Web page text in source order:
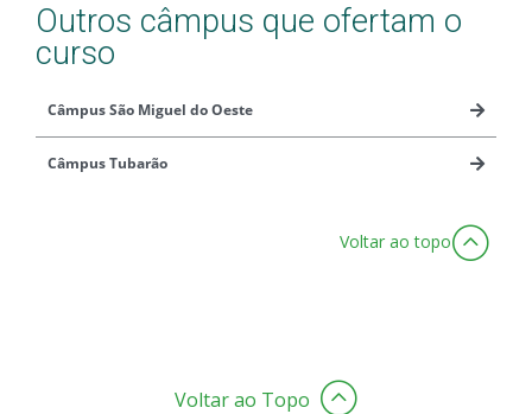
Outros câmpus que ofertam o
curso
Câmpus São Miguel do Oeste
Câmpus Tubarão
Voltar ao topo
Voltar ao Topo